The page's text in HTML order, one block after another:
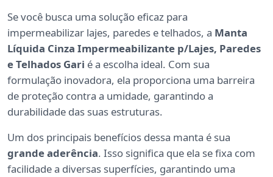
Se você busca uma solução eficaz para
impermeabilizar lajes, paredes e telhados, a Manta
Líquida Cinza Impermeabilizante p/Lajes, Paredes
e Telhados Gari é a escolha ideal. Com sua
formulação inovadora, ela proporciona uma barreira
de proteção contra a umidade, garantindo a
durabilidade das suas estruturas.
Um dos principais benefícios dessa manta é sua
grande aderência. Isso significa que ela se fixa com
facilidade a diversas superfícies, garantindo uma